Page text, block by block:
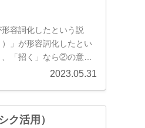
容詞化したという説
」が形容詞化したとい
「招く」なら②の意味
ですが、平安時代には
2023.05.31
活用）